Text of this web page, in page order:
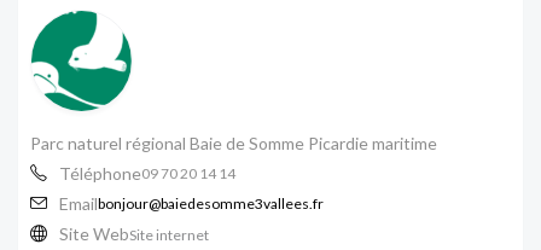
Parc naturel régional Baie de Somme Picardie maritime
Téléphone09 70 20 14 14
Emailbonjour@baiedesomme3vallees.fr
Site WebSite internet